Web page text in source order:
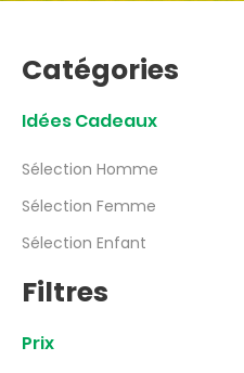
Catégories
Idées Cadeaux
Sélection Homme
Sélection Femme
Sélection Enfant
Filtres
Prix